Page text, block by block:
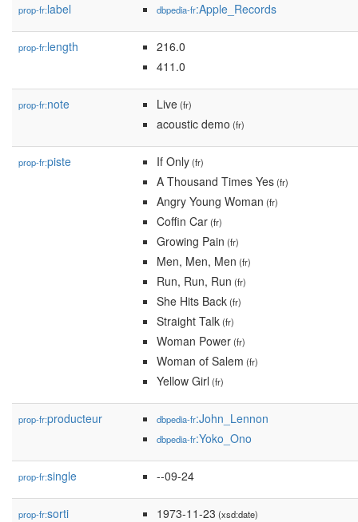
prop-fr:label dbpedia-fr:Apple_Records
prop-fr:length
216.0
411.0
prop-fr:note Live(fr)
acoustic demo (fr)
prop-fr:piste If Only(fr)
A Thousand Times Yes(fr)
Angry Young Woman (fr)
Coffin Car(fr)
Growing Pain (fr)
Men, Men, Men (fr)
Run, Run, Run (fr)
She Hits Back(fr)
Straight Talk(fr)
Woman Power(fr)
Woman of Salem (fr)
Yellow Girl (fr)
prop-fr:producteur dbpedia-fr:John_Lennon
dbpedia-fr:Yoko_Ono
prop-fr:single --09-24
prop-fr:sorti 1973-11-23 (xsd:date)